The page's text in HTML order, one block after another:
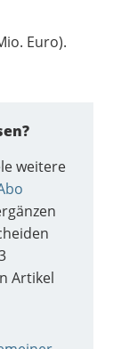
Euro).
weitere
Artikel